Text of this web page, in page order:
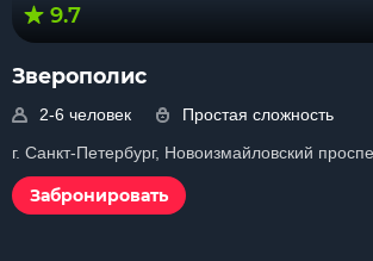
9.7
Зверополис
2-6 человек
Простая сложность
г. Санкт-Петербург, Новоизмайловский
Забронировать